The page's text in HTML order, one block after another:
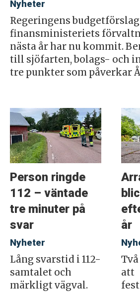
Nyheter
Regeringens
finansministeriets
nästa år har nu kommit.
till sjöfarten, bolags- och
tre punkter som påverkar
Person ringde
112 – väntade
tre minuter på
svar
Nyheter
Lång svarstid i 112-
samtalet och
märkligt vägval.
år
att